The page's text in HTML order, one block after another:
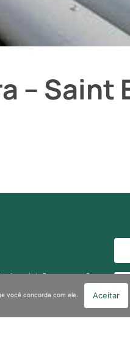
– Saint
de poluição e remoção
você concorda com ele. Aceitar